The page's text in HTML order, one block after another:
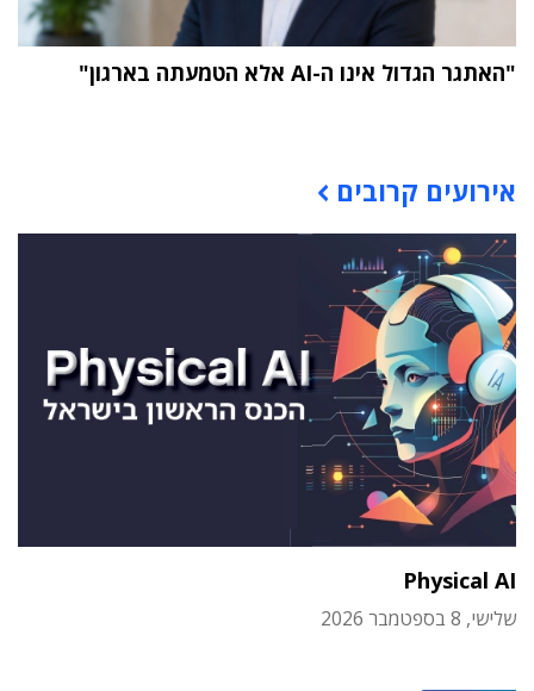
"האתגר הגדול אינו ה-AI אלא הטמעתה בארגון"
אירועים קרובים
Physical AI
שלישי, 8 בספטמבר 2026